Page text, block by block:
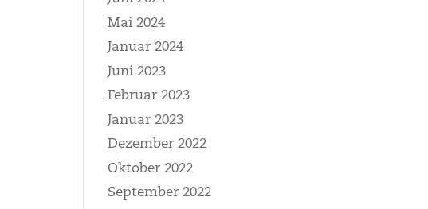
Mai 2024
Januar 2024
Juni 2023
Februar 2023
Januar 2023
Dezember 2022
Oktober 2022
September 2022